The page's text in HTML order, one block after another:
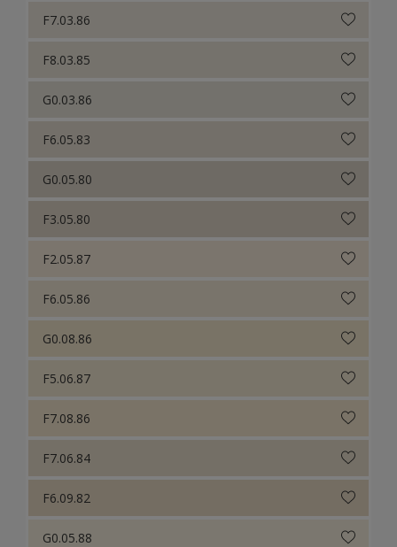
F7.03.86
F8.03.85
G0.03.86
F6.05.83
G0.05.80
F3.05.80
F2.05.87
F6.05.86
G0.08.86
F5.06.87
F7.08.86
F7.06.84
F6.09.82
G0.05.88